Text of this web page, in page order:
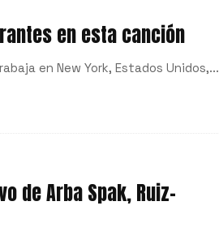
en esta canción
en New York, Estados Unidos,...
de Arba Spak, Ruiz-